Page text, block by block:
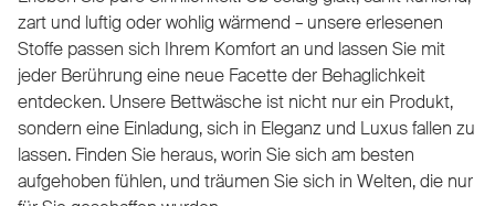
zart und luftig oder wohlig wärmend – unsere erlesenen
Stoffe passen sich Ihrem Komfort an und lassen Sie mit
jeder Berührung eine neue Facette der Behaglichkeit
entdecken. Unsere Bettwäsche ist nicht nur ein Produkt,
sondern eine Einladung, sich in Eleganz und Luxus fallen zu
lassen. Finden Sie heraus, worin Sie sich am besten
aufgehoben fühlen, und träumen Sie sich in Welten, die nur